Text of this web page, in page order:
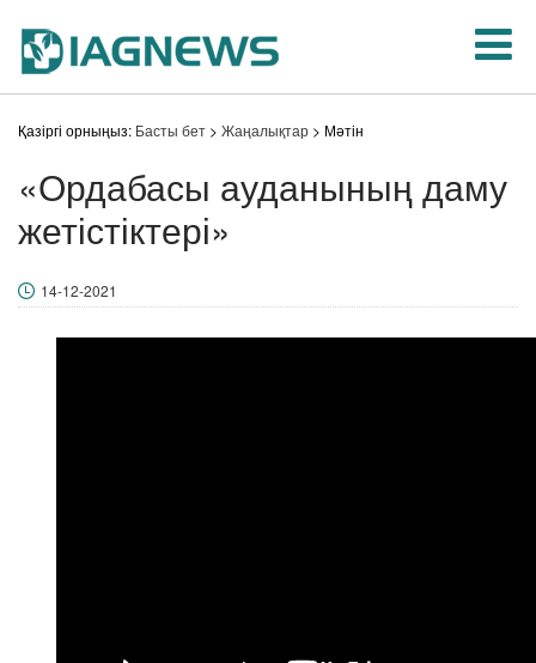
Қазіргі орныңыз: Басты бет > Жаңалықтар > Мәтін
«Ордабасы ауданының даму
жетістіктері»
14-12-2021